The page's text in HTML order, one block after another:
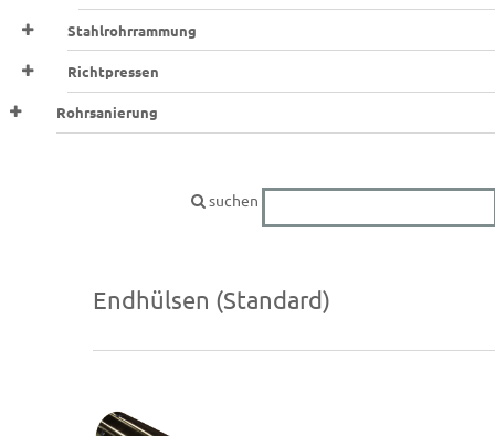
Stahlrohrrammung
Richtpressen
Rohrsanierung
suchen
Endhülsen (Standard)